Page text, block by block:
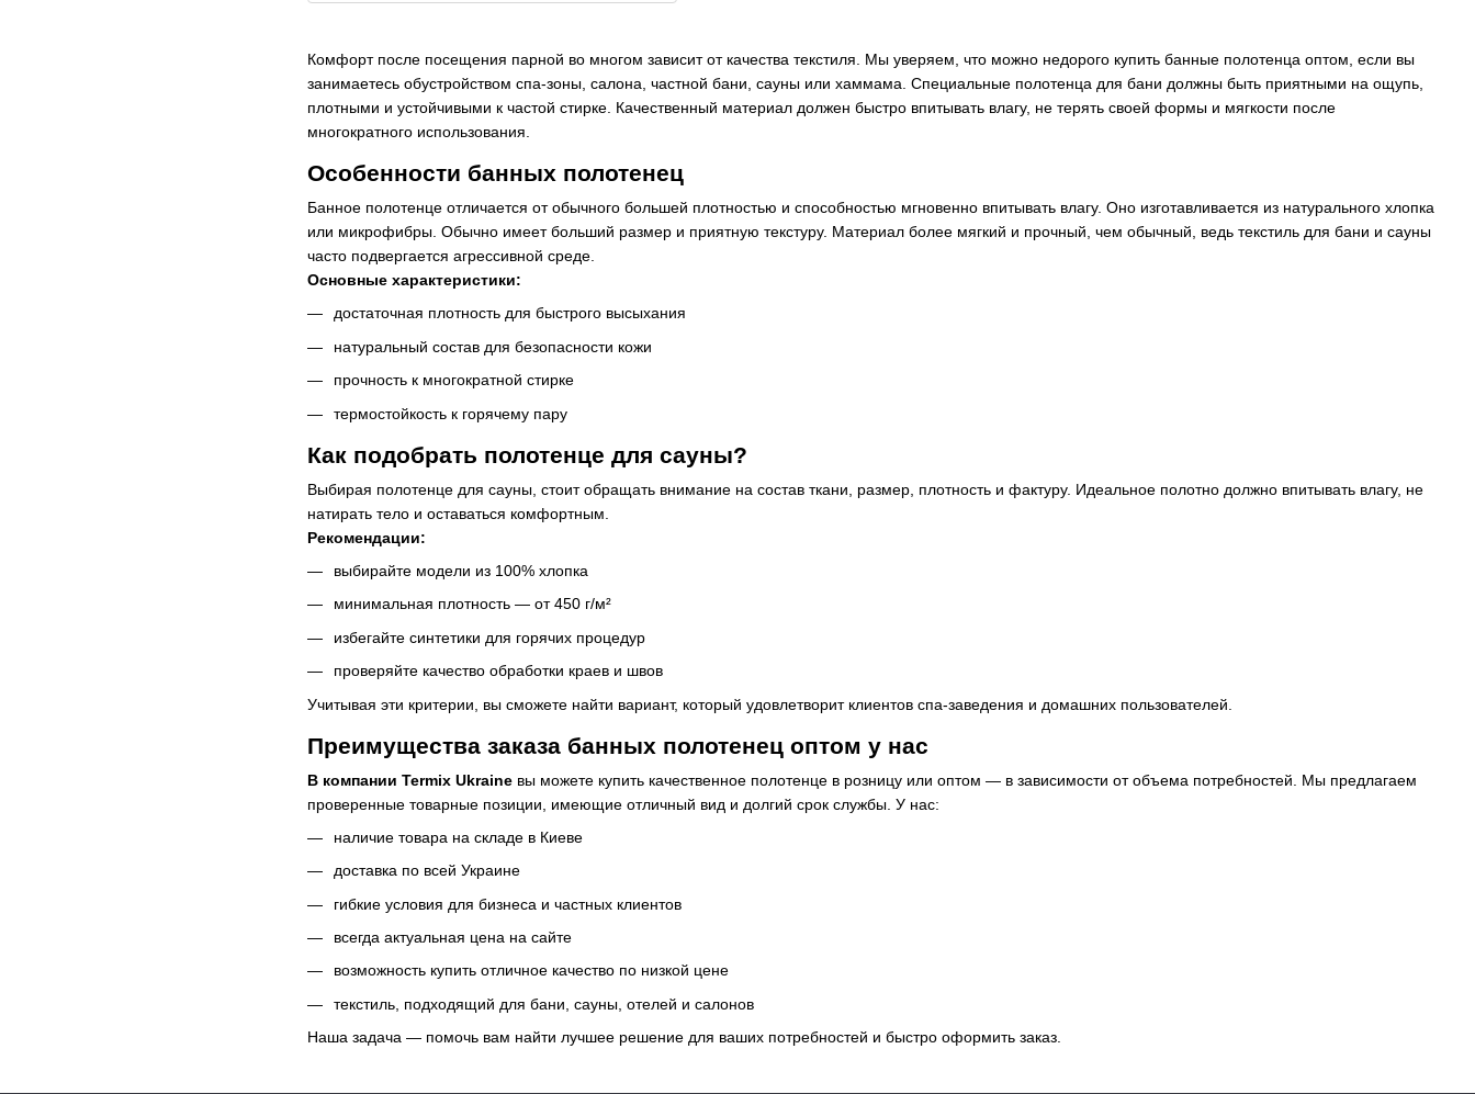
Комфорт после посещения парной во многом зависит от качества текстиля. Мы уверяем, что можно недорого купить банные полотенца оптом, если вы
занимаетесь обустройством спа-зоны, салона, частной бани, сауны или хаммама. Специальные полотенца для бани должны быть приятными на ощупь,
плотными и устойчивыми к частой стирке. Качественный материал должен быстро впитывать влагу, не терять своей формы и мягкости после
многократного использования.
Особенности банных полотенец
Банное полотенце отличается от обычного большей плотностью и способностью мгновенно впитывать влагу. Оно изготавливается из натурального хлопка
или микрофибры. Обычно имеет больший размер и приятную текстуру. Материал более мягкий и прочный, чем обычный, ведь текстиль для бани и сауны
часто подвергается агрессивной среде.
Основные характеристики:
достаточная плотность для быстрого высыхания
натуральный состав для безопасности кожи
прочность к многократной стирке
термостойкость к горячему пару
Как подобрать полотенце для сауны?
Выбирая полотенце для сауны, стоит обращать внимание на состав ткани, размер, плотность и фактуру. Идеальное полотно должно впитывать влагу, не
натирать тело и оставаться комфортным.
Рекомендации:
выбирайте модели из 100% хлопка
минимальная плотность — от 450 г/м²
избегайте синтетики для горячих процедур
проверяйте качество обработки краев и швов
Учитывая эти критерии, вы сможете найти вариант, который удовлетворит клиентов спа-заведения и домашних пользователей.
Преимущества заказа банных полотенец оптом у нас
В компании Termix Ukraine вы можете купить качественное полотенце в розницу или оптом — в зависимости от объема потребностей. Мы предлагаем
проверенные товарные позиции, имеющие отличный вид и долгий срок службы. У нас:
наличие товара на складе в Киеве
доставка по всей Украине
гибкие условия для бизнеса и частных клиентов
всегда актуальная цена на сайте
возможность купить отличное качество по низкой цене
текстиль, подходящий для бани, сауны, отелей и салонов
Наша задача — помочь вам найти лучшее решение для ваших потребностей и быстро оформить заказ.